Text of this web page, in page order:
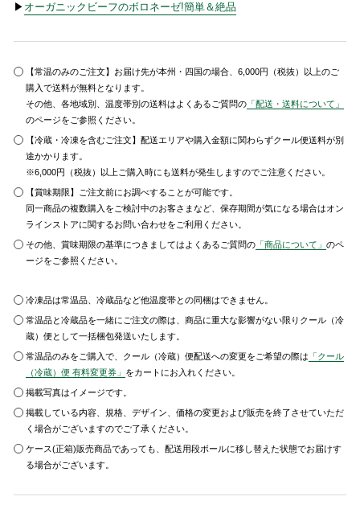
▶ オーガニックビーフのボロネーゼ!簡単＆絶品
【常温のみのご注文】お届け先が本州・四国の場合、6,000円（税抜）以上のご
購入で送料が無料となります。
その他、各地域別、温度帯別の送料はよくあるご質問の 「配送・送料について」
のページをご参照ください。
【冷蔵・冷凍を含むご注文】配送エリアや購入金額に関わらずクール便送料が別
途かかります。
※6,000円（税抜）以上ご購入時にも送料が発生しますのでご注意ください。
【賞味期限】ご注文前にお調べすることが可能です。
同一商品の複数購入をご検討中のお客さまなど、保存期間が気になる場合はオン
ラインストアに関するお問い合わせをご利用ください。
その他、賞味期限の基準につきましてはよくあるご質問の 「商品について」のペ
ージをご参照ください。
冷凍品は常温品、冷蔵品など他温度帯との同梱はできません。
常温品と冷蔵品を一緒にご注文の際は、商品に重大な影響がない限りクール（冷
蔵）便として一括梱包発送いたします。
常温品のみをご購入で、クール（冷蔵）便配送への変更をご希望の際は 「クール
（冷蔵）便 有料変更券」 をカートにお入れください。
掲載写真はイメージです。
掲載している内容、規格、デザイン、価格の変更および販売を終了させていただ
く場合がございますのでご了承ください。
ケース(正箱)販売商品であっても、配送用段ボールに移し替えた状態でお届けす
る場合がございます。